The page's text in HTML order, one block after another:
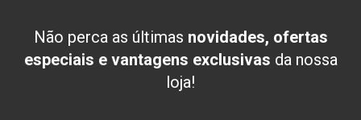
Não perca as últimas novidades, ofertas
especiais e vantagens exclusivas da nossa
loja!